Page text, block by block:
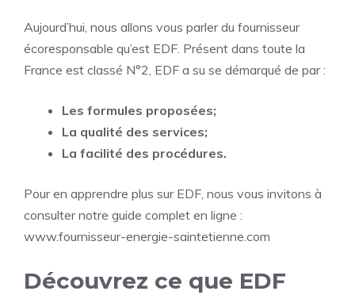
Aujourd’hui, nous allons vous parler du fournisseur
écoresponsable qu’est EDF. Présent dans toute la
France est classé N°2, EDF a su se démarqué de par :
Les formules proposées;
La qualité des services;
La facilité des procédures.
Pour en apprendre plus sur EDF, nous vous invitons à
consulter notre guide complet en ligne :
www.fournisseur-energie-saintetienne.com
Découvrez ce que EDF